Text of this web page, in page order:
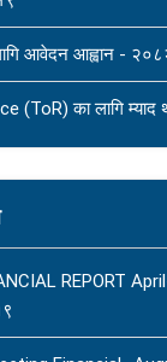
सद्भाव र शान्ति कायम
- २०८३ साउन १५
लागि आवेदन आह्वान -
(ToR) का लागि म्याद
REPORT